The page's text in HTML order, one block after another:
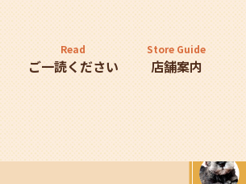
Read
ご一読ください
Store Guide
店舗案内